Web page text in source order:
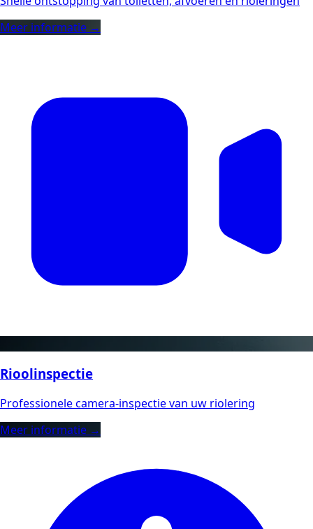
Meer informatie →
Rioolinspectie
Professionele camera-inspectie van uw riolering
Meer informatie →